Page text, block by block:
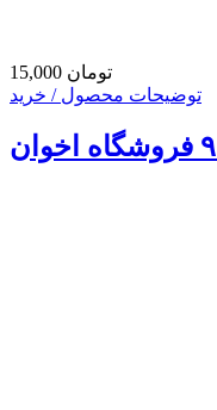
15,000 تومان
توضیحات محصول / خرید